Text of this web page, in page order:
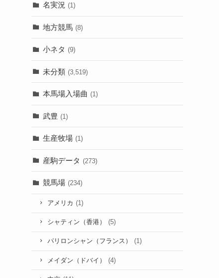
名実況 (1)
地方競馬 (8)
小ネタ (9)
未分類 (3,519)
本馬場入場曲 (1)
武豊 (1)
生産牧場 (1)
産駒データ (273)
競馬場 (234)
アメリカ (1)
シャティン（香港） (5)
パリロンシャン（フランス） (1)
メイダン（ドバイ） (4)